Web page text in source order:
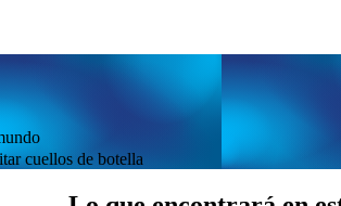
cuellos de botella